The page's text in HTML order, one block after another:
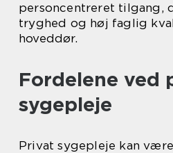
personcentreret tilgang,
tryghed og høj faglig
hoveddør.
Fordelene ved
sygepleje
Privat sygepleje kan